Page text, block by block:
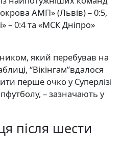
АМП» (Львів) – 0:5,
– 0:4 та «МСК Дніпро»
який перебував на
“Вікінгам”вдалося
перше очко у Суперлізі
– зазначають у
після шести